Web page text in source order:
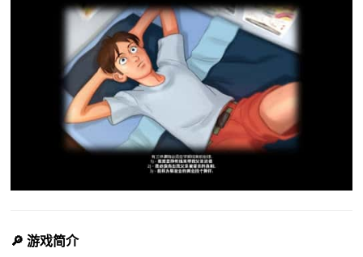
🔎 游戏简介